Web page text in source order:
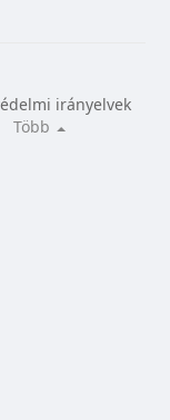
irányelvek
Több